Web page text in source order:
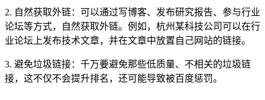
2. 自然获取外链：可以通过写博客、发布研究报告、参与行业
论坛等方式，自然获取外链。例如，杭州某科技公司可以在行
业论坛上发布技术文章，并在文章中放置自己网站的链接。
3. 避免垃圾链接：千万要避免那些低质量、不相关的垃圾链
接，这不仅不会提升排名，还可能导致被百度惩罚。